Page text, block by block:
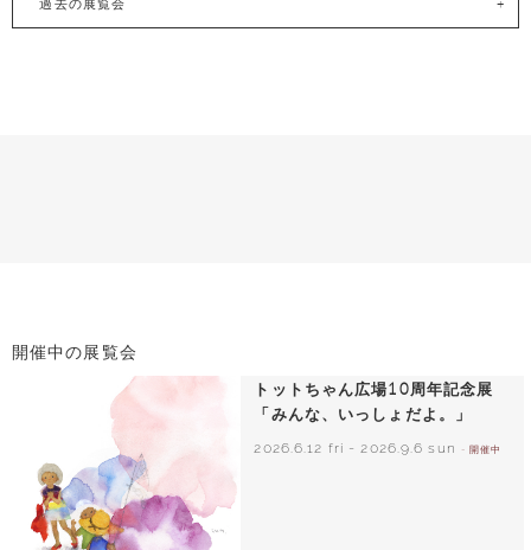
開催中の展覧会
トットちゃん広場10周年記念展
「みんな、いっしょだよ。」
2026.6.12 fri -2026.9.6 sun - 開催中